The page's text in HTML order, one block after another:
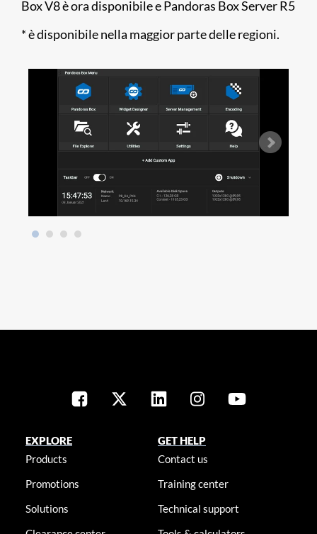
Box V8 è ora disponibile e Pandoras Box Server R5
* è disponibile nella maggior parte delle regioni.
EXPLORE
Products
Promotions
Solutions
GET HELP
Contact us
Training center
Technical support